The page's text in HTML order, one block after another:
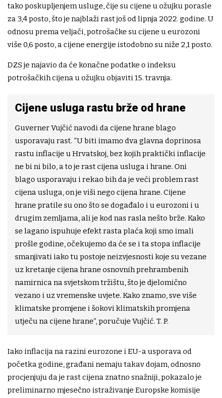
tako poskupljenjem usluge, čije su cijene u ožujku porasle
za 3,4 posto, što je najblaži rast još od lipnja 2022. godine. U
odnosu prema veljači, potrošačke su cijene u eurozoni
više 0,6 posto, a cijene energije istodobno su niže 2,1 posto.
DZS je najavio da će konačne podatke o indeksu
potrošačkih cijena u ožujku objaviti 15. travnja.
Cijene usluga rastu brže od hrane
Guverner Vujčić navodi da cijene hrane blago
usporavaju rast. “U biti imamo dva glavna doprinosa
rastu inflacije u Hrvatskoj, bez kojih praktički inflacije
ne bi ni bilo, a to je rast cijena usluga i hrane. Oni
blago usporavaju i rekao bih da je veći problem rast
cijena usluga, on je viši nego cijena hrane. Cijene
hrane pratile su ono što se događalo i u eurozoni i u
drugim zemljama, ali je kod nas rasla nešto brže. Kako
se lagano ispuhuje efekt rasta plaća koji smo imali
prošle godine, očekujemo da će se i ta stopa inflacije
smanjivati iako tu postoje neizvjesnosti koje su vezane
uz kretanje cijena hrane osnovnih prehrambenih
namirnica na svjetskom tržištu, što je djelomično
vezano i uz vremenske uvjete. Kako znamo, sve više
klimatske promjene i šokovi klimatskih promjena
utječu na cijene hrane”, poručuje Vujčić. T. P.
Iako inflacija na razini eurozone i EU-a usporava od
početka godine, građani nemaju takav dojam, odnosno
procjenjuju da je rast cijena znatno snažniji, pokazalo je
preliminarno mjesečno istraživanje Europske komisije